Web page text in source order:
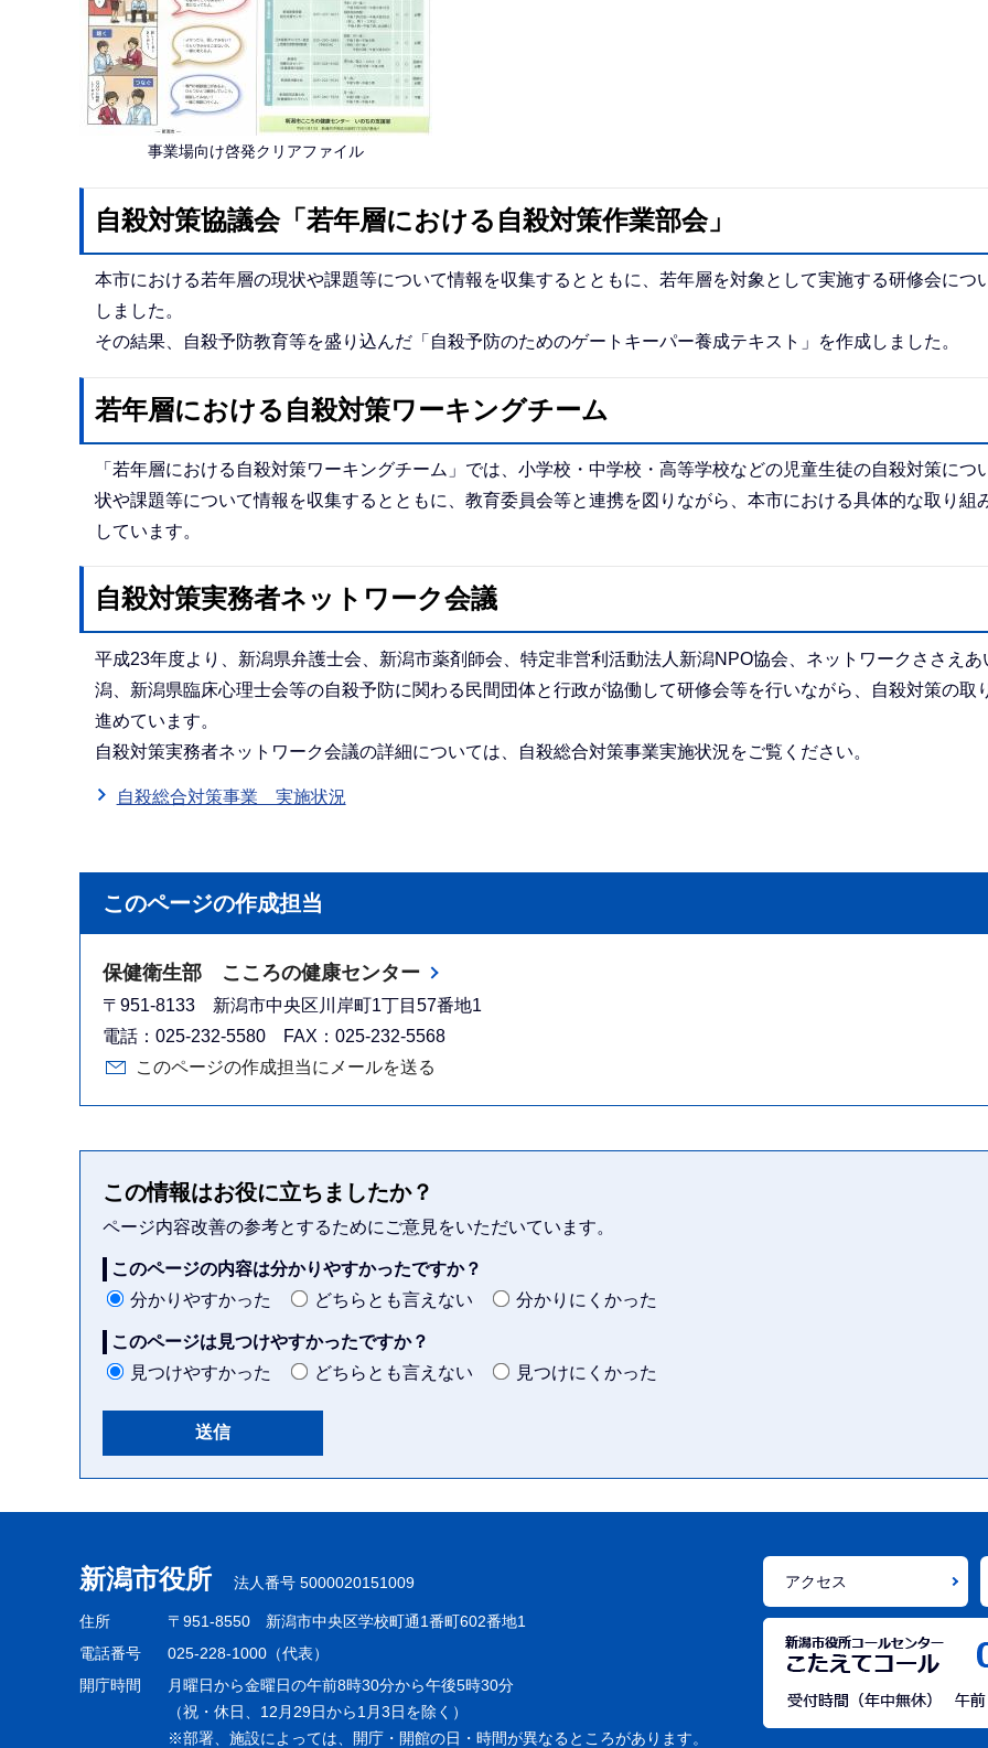
事業場向け啓発クリアファイル
自殺対策協議会「若年層における自殺対策作業部会」
本市における若年層の現状や課題等について情報を収集するとともに、若年層を対象として実施する研修会につ
しました。
その結果、自殺予防教育等を盛り込んだ「自殺予防のためのゲートキーパー養成テキスト」を作成しました。
若年層における自殺対策ワーキングチーム
「若年層における自殺対策ワーキングチーム」では、小学校・中学校・高等学校などの児童生徒の自殺対策につ
状や課題等について情報を収集するとともに、教育委員会等と連携を図りながら、本市における具体的な取り組
しています。
自殺対策実務者ネットワーク会議
平成23年度より、新潟県弁護士会、新潟市薬剤師会、特定非営利活動法人新潟NPO協会、ネットワークささえあ
潟、新潟県臨床心理士会等の自殺予防に関わる民間団体と行政が協働して研修会等を行いながら、自殺対策の取
進めています。
自殺対策実務者ネットワーク会議の詳細については、自殺総合対策事業実施状況をご覧ください。
自殺総合対策事業 実施状況
このページの作成担当
保健衛生部 こころの健康センター
〒951-8133 新潟市中央区川岸町1丁目57番地1
電話：025-232-5580 FAX：025-232-5568
このページの作成担当にメールを送る
この情報はお役に立ちましたか？
ページ内容改善の参考とするためにご意見をいただいています。
このページの内容は分かりやすかったですか？
分かりやすかった
どちらとも言えない 分かりにくかった
このページは見つけやすかったですか？
見つけやすかった
どちらとも言えない 見つけにくかった
こ
ま
で
新潟市役所 法人番号 5000020151009
住所 〒951-8550 新潟市中央区学校町通1番町602番地1
電話番号
025-228-1000（代表）
開庁時間
月曜日から金曜日の午前8時30分から午後5時30分
（祝・休日、12月29日から1月3日を除く）
※部署、施設によっては、開庁・開館の日・時間が異なるところがあります。
アクセス